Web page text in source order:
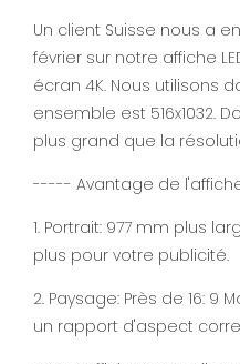
Un client Suisse nous a
février sur notre affiche
écran 4K. Nous utilisons
ensemble est 516x1032.
plus grand que la
----- Avantage de
1. Portrait: 977 mm plus
plus pour votre publicité.
2. Paysage: Près de 16: 9
un rapport d'aspect